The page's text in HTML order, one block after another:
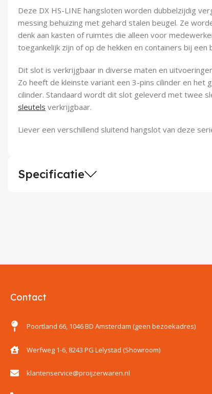
Deze DX HS-LINE hangsloten worden dubbelzijdig
messing behuizing met gehard stalen beugel. Ze
denk aan kasten of ruimtes die alleen voor
toegankelijk zijn of op de hekken en containers bij een
Dit slot is verkrijgbaar in diverse maten en
Zo heeft de kleinste variant een 3-pins cilinder en het
cilinder. Standaard wordt dit slot geleverd met twee
sleutels verkrijgbaar.
Liever een verschillend sluitend hangslot van deze
Specificatie
Contact
Poortland 66, 1046 BD Amsterdam (geen bezoekadres)
Werfweg 1-6, 8243 PG Lelystad (Showroom)
klantenservice@proijzerwaren.nl